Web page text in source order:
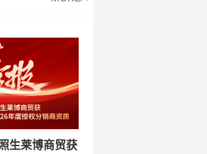
生莱博商贸获